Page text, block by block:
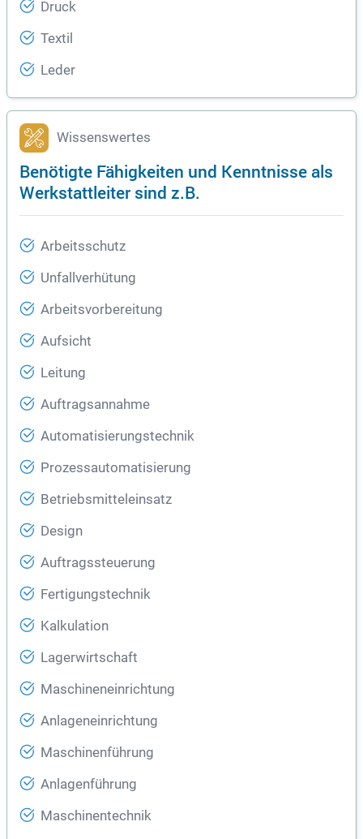
Druck
Textil
Leder
Wissenswertes
Benötigte Fähigkeiten und Kenntnisse als
Werkstattleiter sind z.B.
Arbeitsschutz
Unfallverhütung
Arbeitsvorbereitung
Aufsicht
Leitung
Auftragsannahme
Automatisierungstechnik
Prozessautomatisierung
Betriebsmitteleinsatz
Design
Auftragssteuerung
Fertigungstechnik
Kalkulation
Lagerwirtschaft
Maschineneinrichtung
Anlageneinrichtung
Maschinenführung
Anlagenführung
Maschinentechnik